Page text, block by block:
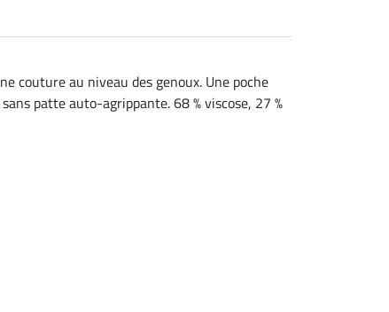
couture au niveau des genoux. Une poche
patte auto-agrippante. 68 % viscose, 27 %